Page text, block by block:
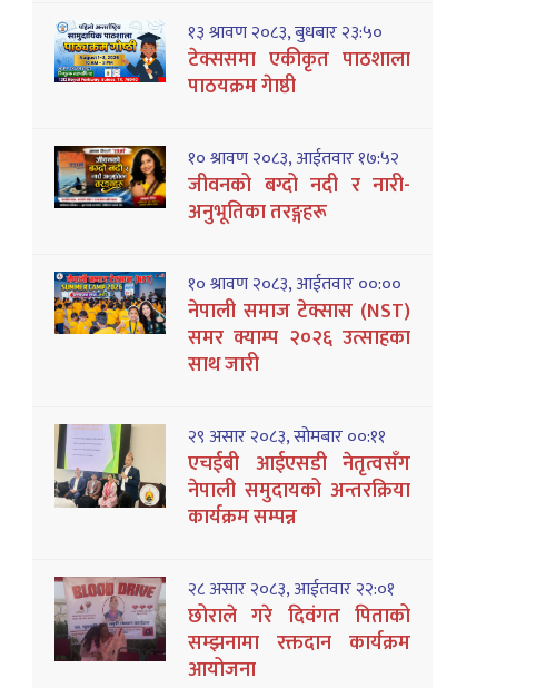
१३ श्रावण २०८३, बुधबार २३:५०
टेक्ससमा एकीकृत पाठशाला
पाठयक्रम गेाष्ठी
१० श्रावण २०८३, आईतवार १७:५२
जीवनको बग्दो नदी र नारी-
अनुभूतिका तरङ्गहरू
१० श्रावण २०८३, आईतवार ००:००
नेपाली समाज टेक्सास (NST)
समर क्याम्प २०२६ उत्साहका
साथ जारी
२९ असार २०८३, सोमबार ००:११
एचईबी आईएसडी नेतृत्वसँग
नेपाली समुदायको अन्तरक्रिया
कार्यक्रम सम्पन्न
२८ असार २०८३, आईतवार २२:०१
छोराले गरे दिवंगत पिताको
सम्झनामा रक्तदान कार्यक्रम
आयोजना